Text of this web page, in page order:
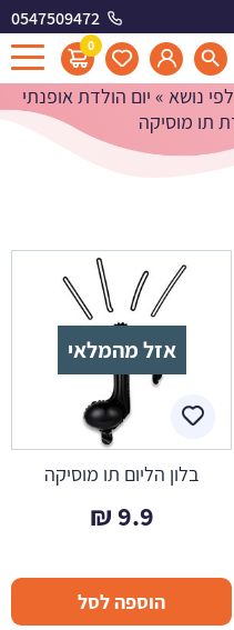
0547509472
0
מוסיקה
נושא » יום הולדת אופנתי
תו מוסיקה
אזל מהמלאי
בלון הליום תו מוסיקה
9.9
₪
הוספה לסל